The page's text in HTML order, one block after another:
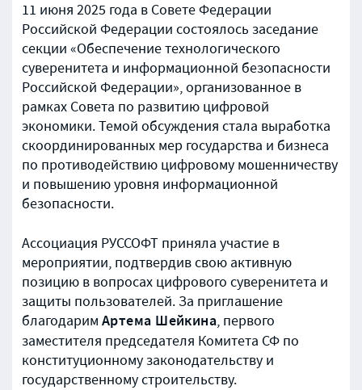
11 июня 2025 года в Совете Федерации
Российской Федерации состоялось заседание
секции «Обеспечение технологического
суверенитета и информационной безопасности
Российской Федерации», организованное в
рамках Совета по развитию цифровой
экономики. Темой обсуждения стала выработка
скоординированных мер государства и бизнеса
по противодействию цифровому мошенничеству
и повышению уровня информационной
безопасности.
Ассоциация РУССОФТ приняла участие в
мероприятии, подтвердив свою активную
позицию в вопросах цифрового суверенитета и
защиты пользователей. За приглашение
благодарим Артема Шейкина, первого
заместителя председателя Комитета СФ по
конституционному законодательству и
государственному строительству.